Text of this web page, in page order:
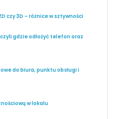
czy 3D – różnice w sztywności
gdzie odłożyć telefon oraz
do biura, punktu obsługi i
w lokalu